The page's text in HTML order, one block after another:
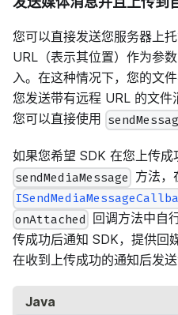
您可以直接发送您服务器上
URL（表示其位置）作为参
入。在这种情况下，您的文
您发送带有远程 URL 的文件
您可以直接使用
如果您希望 SDK 在您上传成
sendMediaMessage 方法，
onAttached 回调方法中自
传成功后通知 SDK，提供回
在收到上传成功的通知后发送
Java